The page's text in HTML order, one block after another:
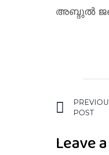
അബ്ദുൽ
POST
Leave